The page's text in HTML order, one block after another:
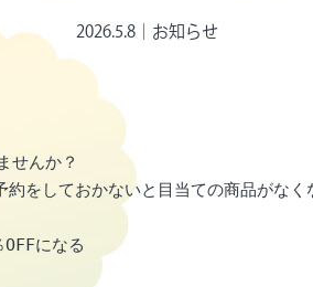
2026.5.8｜ お知らせ
せんか？
をしておかないと目当ての商品がなく
になる